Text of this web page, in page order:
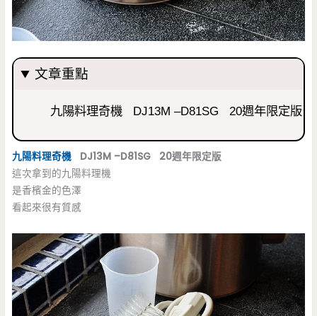
文章重點
九陽料理奇機 DJ13M –D81SG 20週年限定版
九陽料理奇機 DJ13M –D81SG 20週年限定版
這次拿到的九陽料理機
是香檳金的色澤
看起來很有質感